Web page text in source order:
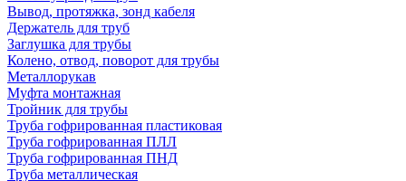
Вывод, протяжка, зонд кабеля
Держатель для труб
Заглушка для трубы
Колено, отвод, поворот для трубы
Металлорукав
Муфта монтажная
Тройник для трубы
Труба гофрированная пластиковая
Труба гофрированная ПЛЛ
Труба гофрированная ПНД
Труба металлическая